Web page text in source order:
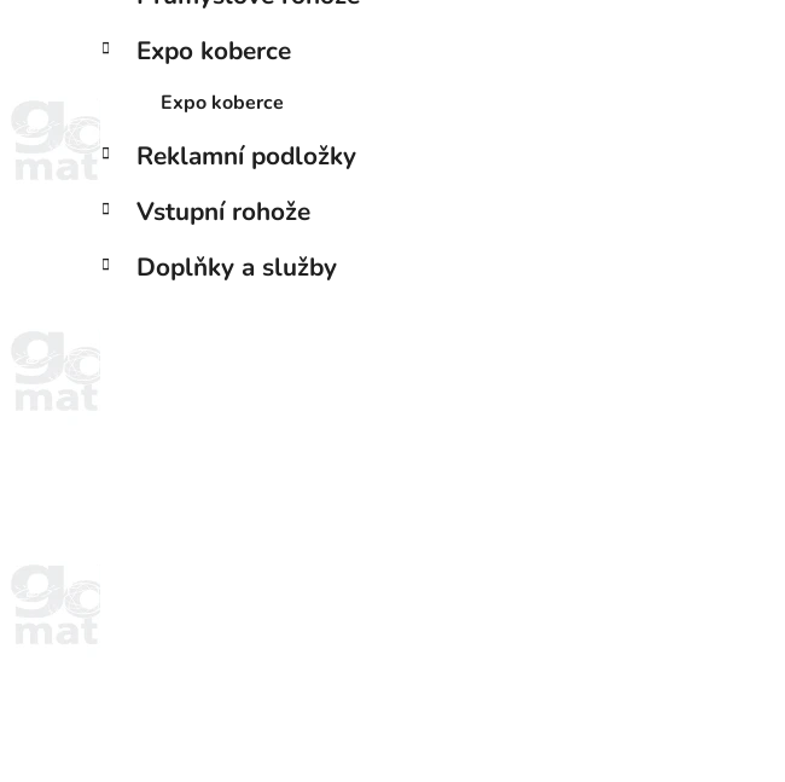
Expo koberce
Expo koberce
Reklamní podložky
Vstupní rohože
Doplňky a služby